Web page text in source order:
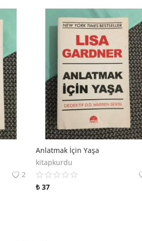
2
Anlatmak İçin Yaşa
kitapkurdu
₺ 37